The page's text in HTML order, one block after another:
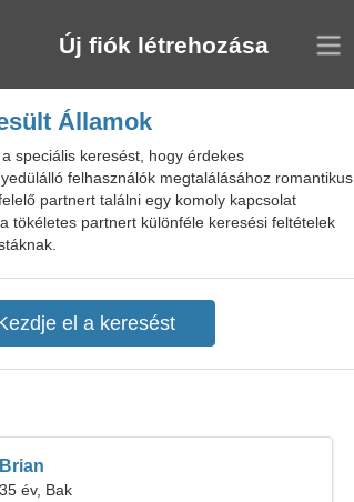
Új fiók létrehozása
Államok
speciális keresést, hogy érdekes
felhasználók megtalálásához romantikus
partnert találni egy komoly kapcsolat
tökéletes partnert különféle keresési feltételek
Brian
35 év, Bak